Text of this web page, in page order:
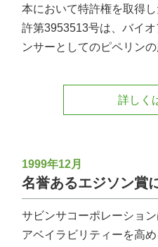
本において特許権を取得
許第3953513号は、バイ
ンサーとしてのピペリン
詳しく
1999年12月
名誉あるエジソン賞
サビンサコーポレーショ
アベイラビリティーを高